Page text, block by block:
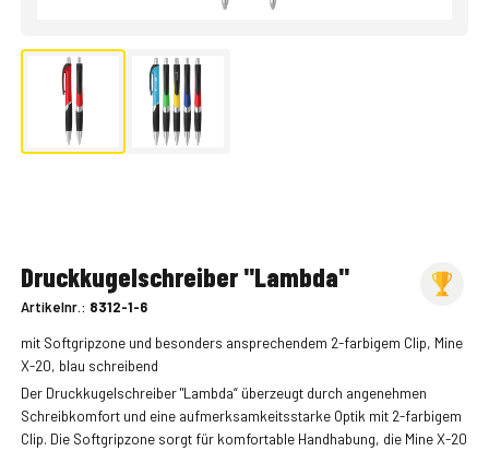
Druckkugelschreiber "Lambda"
Artikelnr.: 8312-1-6
mit Softgripzone und besonders ansprechendem 2-farbigem Clip, Mine
X-20, blau schreibend
Der Druckkugelschreiber "Lambda“ überzeugt durch angenehmen
Schreibkomfort und eine aufmerksamkeitsstarke Optik mit 2-farbigem
Clip. Die Softgripzone sorgt für komfortable Handhabung, die Mine X-20